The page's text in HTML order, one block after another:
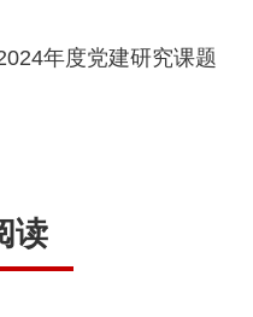
年度党建研究课题
读